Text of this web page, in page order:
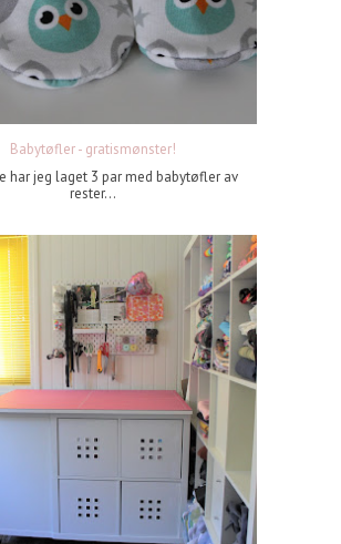
Babytøfler - gratismønster!
har jeg laget 3 par med babytøfler av
rester...